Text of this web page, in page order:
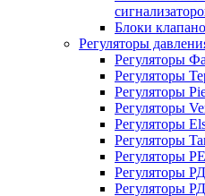
Блоки
Регуляторы
Регуляторы
Регуляторы
Регуляторы
Регуляторы
Регуляторы
Регуляторы
Регуляторы
Регуляторы
Регуляторы